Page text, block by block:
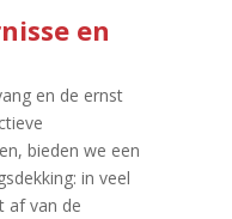
en
en de ernst
bieden we een
in veel
af van de